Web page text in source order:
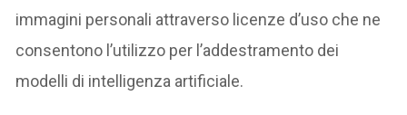
immagini personali attraverso licenze d’uso che ne
consentono l’utilizzo per l’addestramento dei
modelli di intelligenza artificiale.